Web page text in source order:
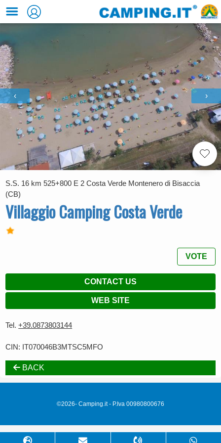
‹ ›
S.S. 16 km 525+800 E 2 Costa Verde Montenero di Bisaccia
(CB)
Villaggio Camping Costa Verde
VOTE
CONTACT US
WEB SITE
Tel.+39.0873803144
CIN: IT070046B3MTSC5MFO
BACK
©2026- Camping.it - P.Iva 00980800676